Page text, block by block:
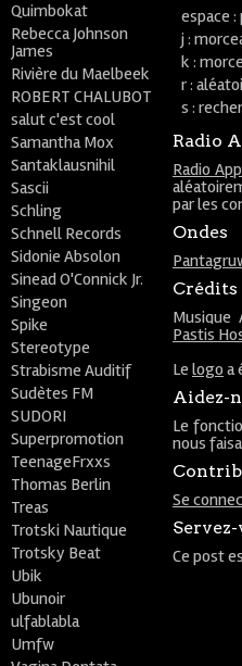
espace
j :
k :
r :
s :
Radio
Radio
par les
Ondes
Crédits
Pastis
Le logo a
Aidez-
Le
nous
Se
Ce post
Quimbokat
Rebecca Johnson
James
Rivière du Maelbeek
ROBERT CHALUBOT
salut c'est cool
Samantha Mox
Santaklausnihil
Sascii
Schling
Schnell Records
Sidonie Absolon
Sinead O'Connick Jr.
Singeon
Spike
Stereotype
Strabisme Auditif
Sudètes FM
SUDORI
Superpromotion
TeenageFrxxs
Thomas Berlin
Treas
Trotski Nautique
Trotsky Beat
Ubik
Ubunoir
ulfablabla
Umfw